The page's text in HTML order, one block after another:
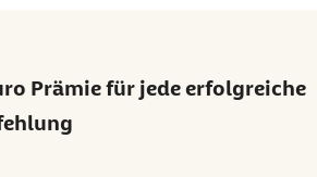
Prämie für jede erfolgreiche